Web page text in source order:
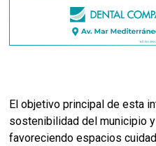
El objetivo principal de esta
sostenibilidad del municipio
favoreciendo espacios